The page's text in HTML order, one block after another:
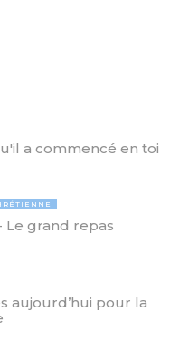
a commencé en toi
Le grand repas
aujourd’hui pour la